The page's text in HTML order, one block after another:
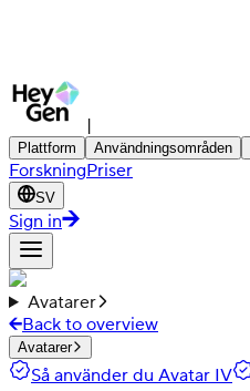
|
Plattform Användningsområden
ForskningPriser
SV
Sign in
Avatarer
Back to overview
Avatarer
Så använder du Avatar IV